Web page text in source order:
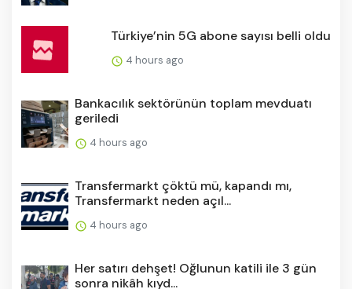
Türkiye’nin 5G abone sayısı belli oldu
4 hours ago
Bankacılık sektörünün toplam mevduatı
geriledi
4 hours ago
Transfermarkt çöktü mü, kapandı mı,
Transfermarkt neden açıl...
4 hours ago
Her satırı dehşet! Oğlunun katili ile 3 gün
sonra nikâh kıyd...